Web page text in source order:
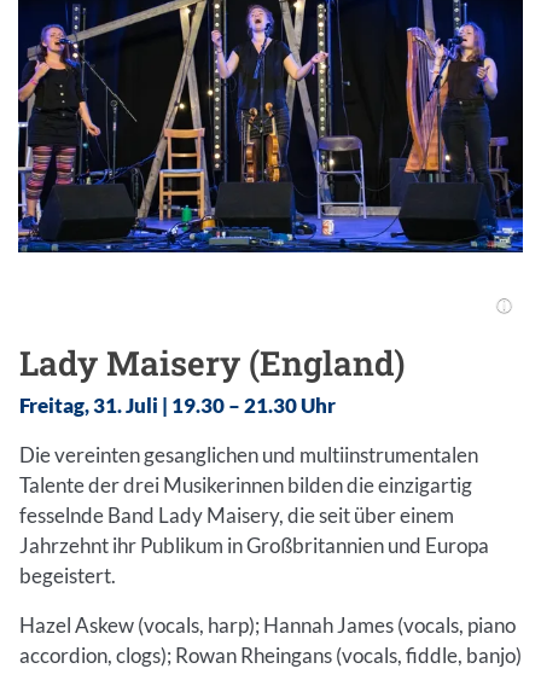
Lady Maisery (England)
Freitag, 31. Juli | 19.30 – 21.30 Uhr
Die vereinten gesanglichen und multiinstrumentalen
Talente der drei Musikerinnen bilden die einzigartig
fesselnde Band Lady Maisery, die seit über einem
Jahrzehnt ihr Publikum in Großbritannien und Europa
begeistert.
Hazel Askew (vocals, harp); Hannah James (vocals, piano
accordion, clogs); Rowan Rheingans (vocals, fiddle, banjo)